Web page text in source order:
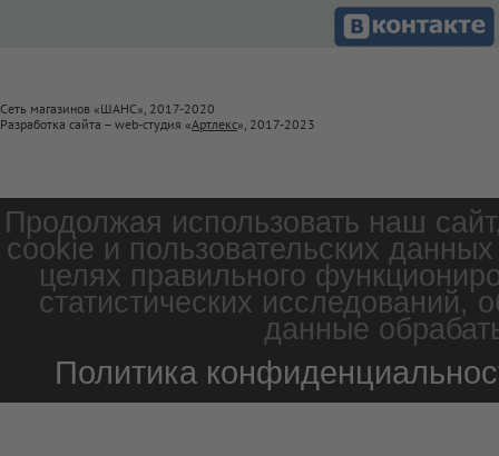
Сеть магазинов «ШАНС», 2017-2020
Разработка сайта – web-студия «Артлекс», 2017-2023
Продолжая использовать наш
cookie и пользовательских
целях правильного
статистических
данные
Политика